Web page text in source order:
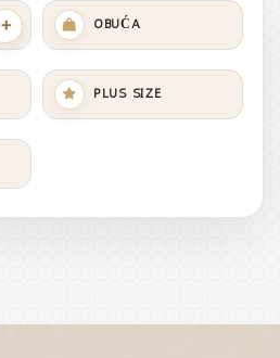
+ OBUĆA
PLUS SIZE